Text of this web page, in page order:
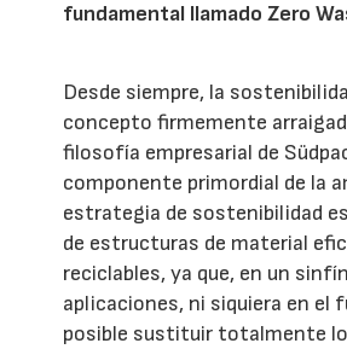
fundamental llamado Zero
Desde siempre, la
concepto firmemente
filosofía empresarial de
componente primordial de la
estrategia de sostenibilidad
de estructuras de material
reciclables, ya que, en un
aplicaciones, ni siquiera en el
posible sustituir totalmente